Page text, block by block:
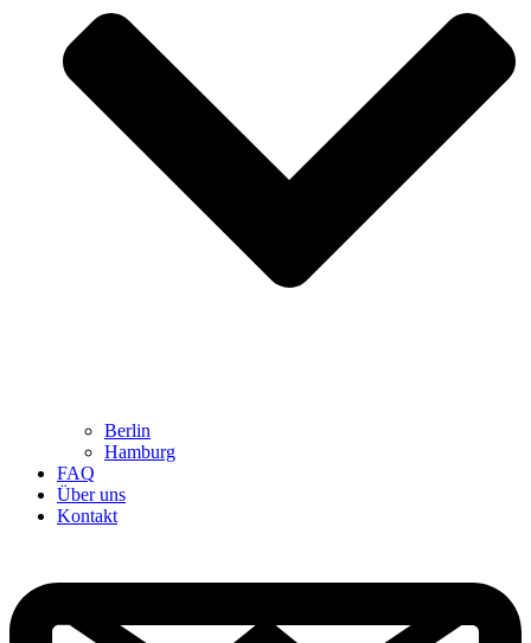
Berlin
Hamburg
FAQ
Über uns
Kontakt